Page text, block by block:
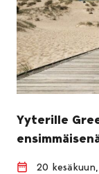
Yyterille
20